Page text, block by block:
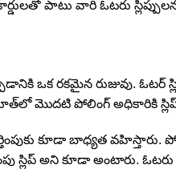
పాటు వారి ఓటరు
ఒక రకమైన
మొదటి పోలింగ్ అధికారికి
కూడా బాధ్యత వహిస్తారు.
స్లిప్ అని కూడా అంటారు.